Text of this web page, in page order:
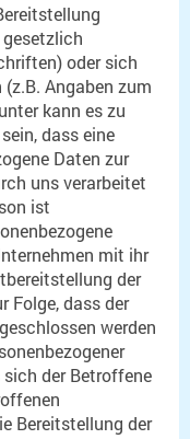
gesetzlich
oder sich
Angaben zum
kann es zu
dass eine
Daten zur
uns verarbeitet
ist
mit ihr
der
Folge, dass der
werden
der Betroffene
Bereitstellung der